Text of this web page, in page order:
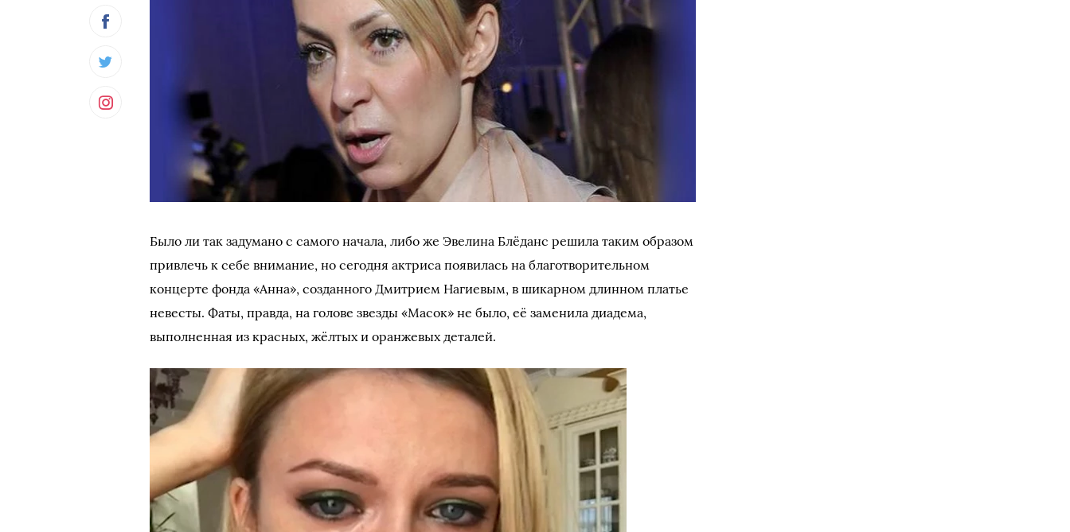
Было ли так задумано с самого начала, либо же Эвелина Блёданс решила таким образом
привлечь к себе внимание, но сегодня актриса появилась на благотворительном
концерте фонда «Анна», созданного Дмитрием Нагиевым, в шикарном длинном платье
невесты. Фаты, правда, на голове звезды «Масок» не было, её заменила диадема,
выполненная из красных, жёлтых и оранжевых деталей.